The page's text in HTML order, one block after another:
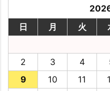
日
月 火
2
3 4
9
10 11